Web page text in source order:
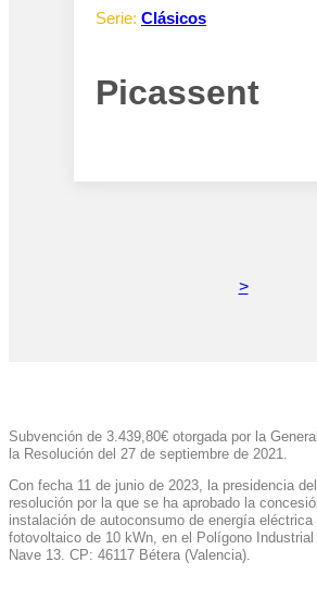
Serie: Clásicos
Picassent
>
Subvención de 3.439,80€ otorgada por la
la Resolución del 27 de septiembre de 2021.
Con fecha 11 de junio de 2023, la presidencia
resolución por la que se ha aprobado la
instalación de autoconsumo de energía eléctrica
fotovoltaico de 10 kWn, en el Polígono Industrial
Nave 13. CP: 46117 Bétera (Valencia).